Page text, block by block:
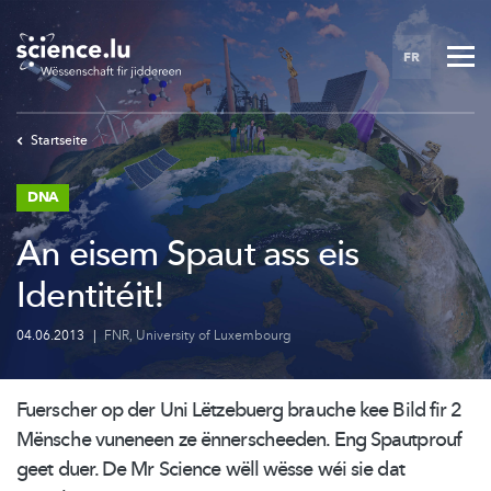
to
main
content
FR
Startseite
DNA
An eisem Spaut ass eis
Identitéit!
04.06.2013 | FNR, University of Luxembourg
Fuerscher op der Uni Lëtzebuerg brauche kee Bild fir 2
Mënsche vuneneen zeënnerscheeden.Eng Spautprouf
geet duer. De Mr Science wëll wësse wéi sie dat